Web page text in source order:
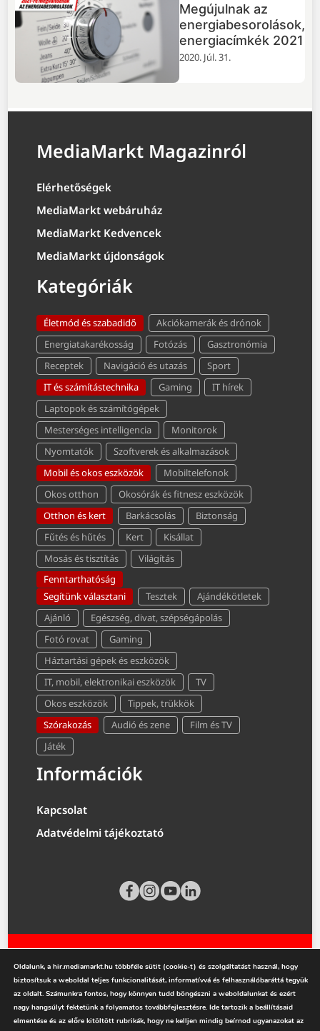
Megújulnak az
energiabesorolások,
energiacímkék 2021
2020. Júl. 31.
MediaMarkt Magazinról
Elérhetőségek
MediaMarkt webáruház
MediaMarkt Kedvencek
MediaMarkt újdonságok
Kategóriák
Életmód és szabadidő
Akciókamerák és drónok
Energiatakarékosság
Fotózás
Gasztronómia
Receptek
Navigáció és utazás
Sport
IT és számítástechnika
Gaming
IT hírek
Laptopok és számítógépek
Mesterséges intelligencia
Monitorok
Nyomtatók
Szoftverek és alkalmazások
Mobil és okos eszközök
Mobiltelefonok
Okos otthon
Okosórák és fitnesz eszközök
Otthon és kert
Barkácsolás
Biztonság
Fűtés és hűtés
Kert
Kisállat
Mosás és tisztítás
Világítás
Fenntarthatóság
Segítünk választani
Tesztek
Ajándékötletek
Ajánló
Egészség, divat, szépségápolás
Fotó rovat
Gaming
Háztartási gépek és eszközök
IT, mobil, elektronikai eszközök
TV
Okos eszközök
Tippek, trükkök
Szórakozás
Audió és zene
Film és TV
Játék
Információk
Kapcsolat
Adatvédelmi tájékoztató
mediamarkt.hu
Oldalunk, a hir.mediamarkt.hu többféle sütit (cookie-t) és szolgáltatást használ, hogy
biztosítsuk a weboldal teljes funkcionalitását, informatívvá és felhasználóbaráttá tegyük
az oldalt. Számunkra fontos, hogy könnyen tudd böngészni a weboldalunkat és ezért
nagy hangsúlyt fektetünk a folyamatos továbbfejlesztésre. Ide tartozik a beállításaid
elmentése és az előre kitöltött rubrikák, hogy ne kelljen mindig beírnod ugyanazokat az